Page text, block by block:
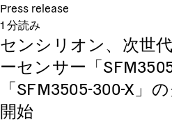
Press release
1 分読み
センシリオン、次世
ーセンサー「
「SFM3505-300-X」
開始